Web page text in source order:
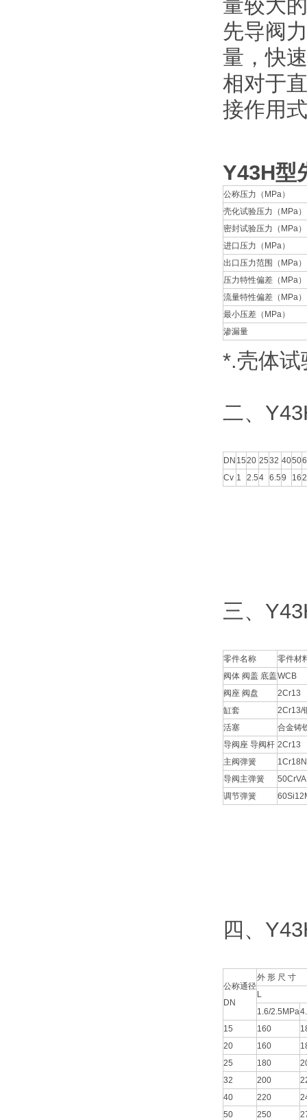
量较大
先导阀
量，快
相对于
接作用
Y43H型
公称压力（MPa）
壳化试验压力（MPa）
密封试验压力（MPa）
进口压力（MPa）
出口压力范围（MPa）
压力特性偏差（MPa
流量特性偏差（MPa
最小压差（MPa）
渗漏量
*.壳体试
二、
DN 1520 2532 4050
Cv 1 2.54 6.59 16
三、
零件名称
零件材
阀体 阀盖 底盖WCB
阀座 阀盘
2Cr13
缸套
2Cr13/
活塞
合金铸
导阀座 导阀杆 2Cr13
主阀弹簧
导阀主弹簧
50CrVA
调节弹簧
四、
公称通径
DN
外 形 尺 寸
L
1.6/2.5MPa
15
160
20
160
25
180
32
200
40
220
50
250